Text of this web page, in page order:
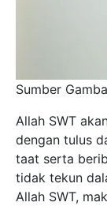
Sumber
Allah SWT
dengan tulus
taat serta
tidak tekun
Allah SWT,